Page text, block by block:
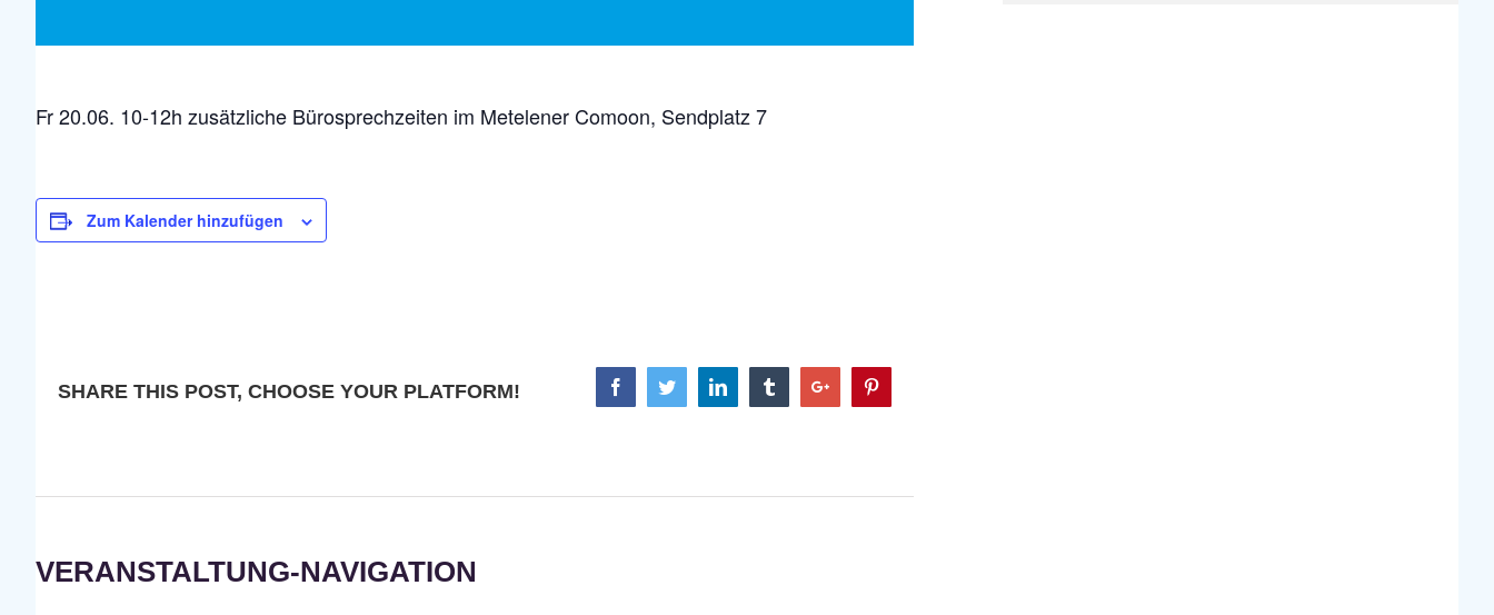
Fr 20.06. 10-12h zusätzliche Bürosprechzeiten im Metelener Comoon, Sendplatz 7
Zum Kalender hinzufügen
SHARE THIS POST, CHOOSE YOUR PLATFORM! FacebookTwitterLinkedin TumblrGoogle+
VERANSTALTUNG-NAVIGATION